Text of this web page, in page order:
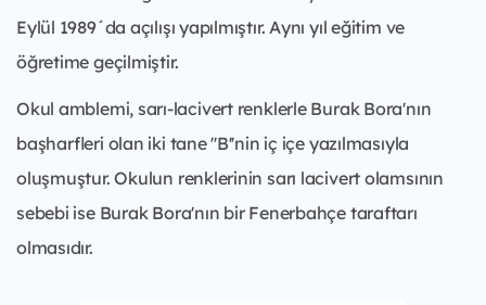
Eylül 1989´da açılışı yapılmıştır. Aynı yıl eğitim ve
öğretime geçilmiştir.
Okul amblemi, sarı-lacivert renklerle Burak Bora'nın
başharfleri olan iki tane ''B''nin iç içe yazılmasıyla
oluşmuştur. Okulun renklerinin sarı lacivert olamsının
sebebi ise Burak Bora'nın bir Fenerbahçe taraftarı
olmasıdır.